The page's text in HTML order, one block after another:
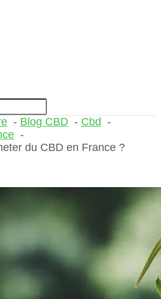
Blog CBD
Cbd
du CBD en France ?